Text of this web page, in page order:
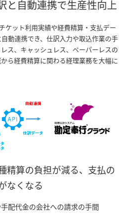
と自動連携で生産性向上
チケット利用実績や経費精算・支払デー
動連携でき、仕訳入力や取込作業の手
ス、キャッシュレス、ペーパーレスの
ら経費精算に関わる経理業務を大幅に
精算の負担が減る、支払の
なくなる
配代金の会社への請求の手間